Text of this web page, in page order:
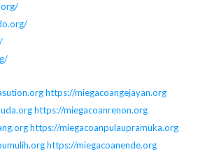
https://miegacoangejayan.org
https://miegacoanrenon.org
https://miegacoanpulaupramuka.org
https://miegacoanende.org